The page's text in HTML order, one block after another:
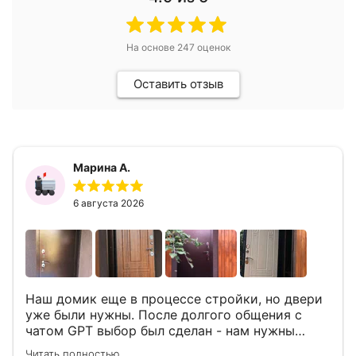
На основе 247 оценок
Оставить отзыв
Марина А.
6 августа 2026
Наш домик еще в процессе стройки, но двери
уже были нужны. После долгого общения с
чатом GPT выбор был сделан - нам нужны
двери Аргус Термо Композит, которые нашлись